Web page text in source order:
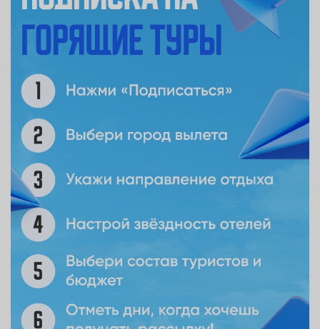
Flora Grand Hotel 4* 862$
Отель Flora Grand находится в районе Deira, в 200 м. от
станции метро Al Rigga. На крыше отеля расположен
Номера отеля Flora Grand элегантно мебелированы и
просторны. В них есть чайник, кофеварка, плоско-
экранный телевизор со спутниковыми каналами.
Гости могут насладиться индийской кухней в ресторане
Monsoon, а также разнообразными блюдами в ресторане
Flora Grand.
Посетители отеля Flora могут расслабиться в горячей
ванне или посетить фитнес центр. Различные виды
массажа и спа-процедуры доступны для проведения
спокойного дня.
Отель Flora Grand расположен в 10-ти минутах езды от
международного аэропорта Дубая. Также отель
предоставляет бесплатный ежедневный трансфер до
пляжа и крупных торговых центров. На территории отеля
имеется бесплатная парковка. Городской, центр.